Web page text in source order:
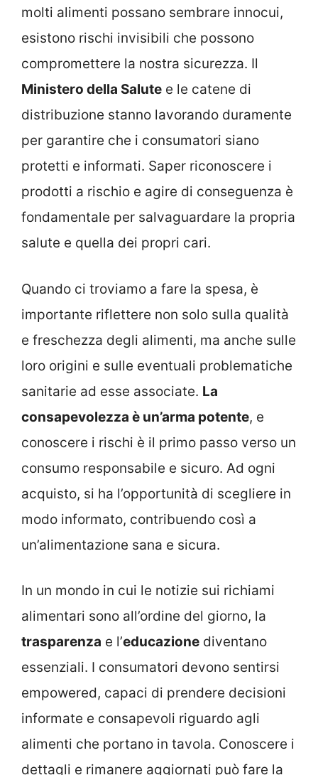
molti alimenti possano sembrare innocui,
esistono rischi invisibili che possono
compromettere la nostra sicurezza. Il
Ministero della Salute e le catene di
distribuzione stanno lavorando duramente
per garantire che i consumatori siano
protetti e informati. Saper riconoscere i
prodotti a rischio e agire di conseguenza è
fondamentale per salvaguardare la propria
salute e quella dei propri cari.
Quando ci troviamo a fare la spesa, è
importante riflettere non solo sulla qualità
e freschezza degli alimenti, ma anche sulle
loro origini e sulle eventuali problematiche
sanitarie ad esse associate. La
consapevolezza è un’arma potente, e
conoscere i rischi è il primo passo verso un
consumo responsabile e sicuro. Ad ogni
acquisto, si ha l’opportunità di scegliere in
modo informato, contribuendo così a
un’alimentazione sana e sicura.
In un mondo in cui le notizie sui richiami
alimentari sono all’ordine del giorno, la
trasparenza e l’educazione diventano
essenziali. I consumatori devono sentirsi
empowered, capaci di prendere decisioni
informate e consapevoli riguardo agli
alimenti che portano in tavola. Conoscere i
dettagli e rimanere aggiornati può fare la